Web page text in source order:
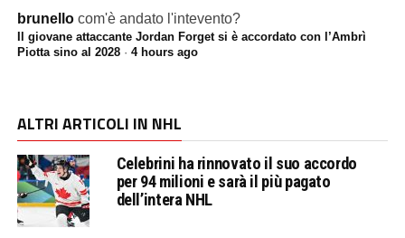
brunello com'è andato l'intevento?
Il giovane attaccante Jordan Forget si è accordato con l’Ambrì
Piotta sino al 2028· 4 hours ago
ALTRI ARTICOLI IN NHL
Celebrini ha rinnovato il suo accordo
per 94 milioni e sarà il più pagato
dell’intera NHL